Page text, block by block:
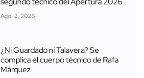
Ago. 2, 2026
¿Ni Guardado ni Talavera? Se
complica el cuerpo técnico de Rafa
Márquez